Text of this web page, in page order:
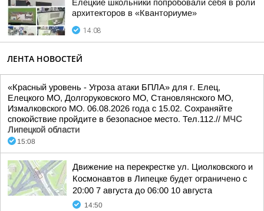
Елецкие школьники попробовали себя в роли
архитекторов в «Кванториуме»
14:08
ЛЕНТА НОВОСТЕЙ
«Красный уровень - Угроза атаки БПЛА» для г. Елец,
Елецкого МО, Долгоруковского МО, Становлянского МО,
Измалковского МО. 06.08.2026 года с 15.02. Сохраняйте
спокойствие пройдите в безопасное место. Тел.112.// МЧС
Липецкой области
15:08
Движение на перекрестке ул. Циолковского и
Космонавтов в Липецке будет ограничено с
20:00 7 августа до 06:00 10 августа
14:50